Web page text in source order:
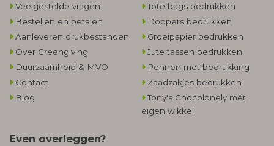
Veelgestelde vragen
Bestellen en betalen
Aanleveren drukbestanden
Over Greengiving
Duurzaamheid & MVO
Contact
Blog
Tote bags bedrukken
Doppers bedrukken
Groeipapier bedrukken
Jute tassen bedrukken
Pennen met bedrukking
Zaadzakjes bedrukken
Tony's Chocolonely met
eigen wikkel
Even overleggen?